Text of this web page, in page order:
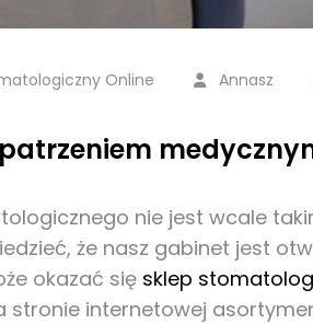
Online Annasz
nie jest wcale
że nasz gabinet jest
okazać się sklep
internetowej